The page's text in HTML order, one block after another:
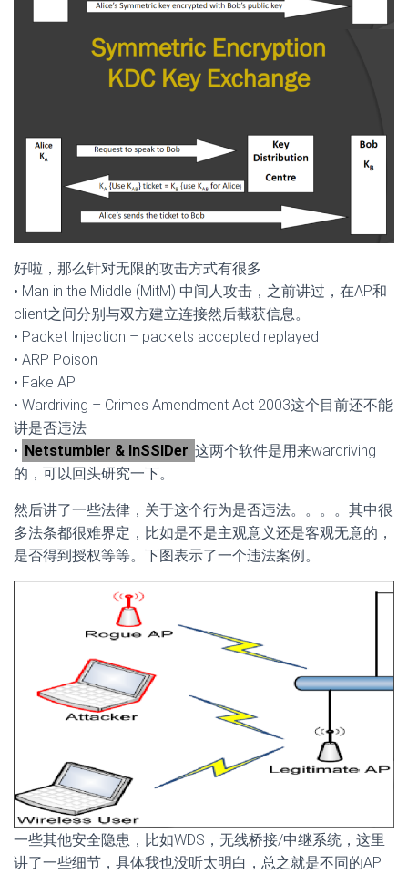
好啦，那么针对无限的攻击方式有很多
• Man in the Middle (MitM) 中间人攻击，之前讲过，在AP和
client之间分别与双方建立连接然后截获信息。
• Packet Injection – packets accepted replayed
• ARP Poison
• Fake AP
• Wardriving – Crimes Amendment Act 2003这个目前还不能
讲是否违法
• Netstumbler & InSSIDer 这两个软件是用来wardriving
的，可以回头研究一下。
然后讲了一些法律，关于这个行为是否违法。。。。其中很
多法条都很难界定，比如是不是主观意义还是客观无意的，
是否得到授权等等。下图表示了一个违法案例。
一些其他安全隐患，比如WDS，无线桥接/中继系统，这里
讲了一些细节，具体我也没听太明白，总之就是不同的AP